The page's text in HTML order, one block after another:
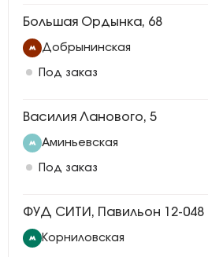
Большая Ордынка, 68
Добрынинская
Под заказ
Василия Ланового, 5
Аминьевская
Под заказ
ФУД СИТИ, Павильон 12-048
Корниловская